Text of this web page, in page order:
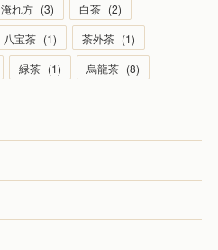
淹れ方 (3) 白茶 (2)
八宝茶 (1) 茶外茶 (1)
緑茶 (1) 烏龍茶 (8)